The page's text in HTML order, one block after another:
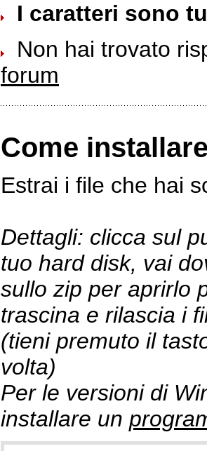
I caratteri sono
Non hai trovato
forum
Come
Estrai i file che hai
Dettagli: clicca sul
tuo hard disk, vai
sullo zip per aprirlo
trascina e rilascia i
(tieni premuto il
volta)
Per le versioni di
installare un